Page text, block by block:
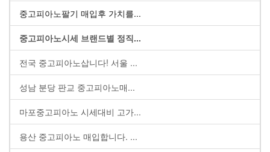
중고피아노팔기 매입후 가치를...
중고피아노시세 브랜드별 정직...
전국 중고피아노삽니다! 서울 ...
성남 분당 판교 중고피아노매...
마포중고피아노 시세대비 고가...
용산 중고피아노 매입합니다. ...